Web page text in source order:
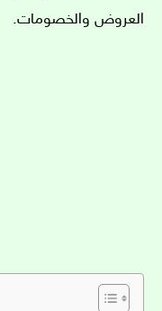
العروض والخصومات.